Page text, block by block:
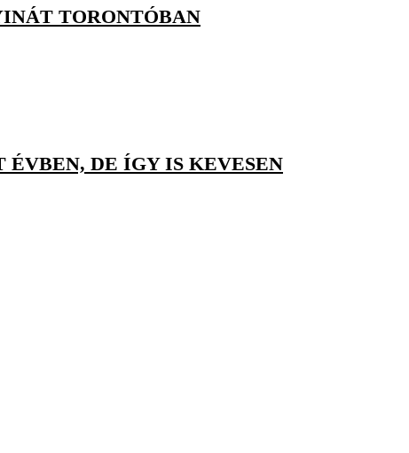
TORONTÓBAN
DE ÍGY IS KEVESEN